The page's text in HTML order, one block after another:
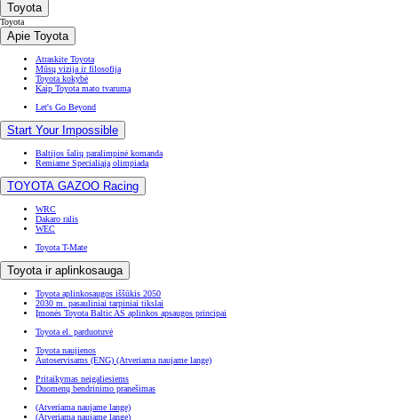
Toyota
Toyota
Apie Toyota
Atraskite Toyota
Mūsų vizija ir filosofija
Toyota kokybė
Kaip Toyota mato tvarumą
Let's Go Beyond
Start Your Impossible
Baltijos šalių paralimpinė komanda
Remiame Specialiąją olimpiadą
TOYOTA GAZOO Racing
WRC
Dakaro ralis
WEC
Toyota T-Mate
Toyota ir aplinkosauga
Toyota aplinkosaugos iššūkis 2050
2030 m. pasauliniai tarpiniai tikslai
Įmonės Toyota Baltic AS aplinkos apsaugos principai
Toyota el. parduotuvė
Toyota naujienos
Autoservisams (ENG) (Atveriama naujame lange)
Pritaikymas neįgaliesiems
Duomenų bendrinimo pranešimas
(Atveriama naujame lange)
(Atveriama naujame lange)